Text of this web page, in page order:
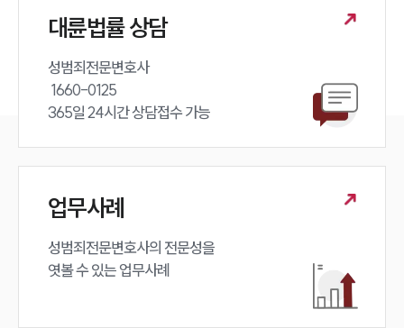
대륜법률상담예약
대륜법률상담예약
대륜법률 상담
성범죄전문변호사
365일 24시간 상담접수 가능
업무사례
성범죄전문변호사의 전문성을
엿볼 수 있는 업무사례